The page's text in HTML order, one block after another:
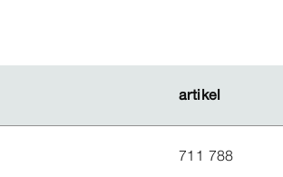
artikel
artikel
711 788